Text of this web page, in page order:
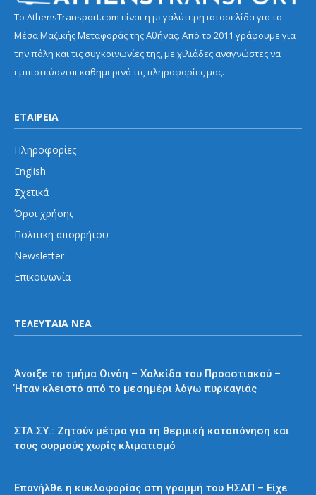
Το AthensTransport.com είναι η μεγαλύτερη ιστοσελίδα για τα
Μέσα Μαζικής Μεταφοράς της Αθήνας. Από το 2011 γράφουμε για
την πόλη και τις συγκοινωνίες της, με χιλιάδες αναγνώστες να
εμπιστεύονται καθημερινά τις πληροφορίες μας.
ΕΤΑΙΡΕΙΑ
Πληροφορίες
English
Σχετικά
Όροι χρήσης
Πολιτική απορρήτου
Newsletter
Επικοινωνία
ΤΕΛΕΥΤΑΙΑ ΝΕΑ
Άνοιξε το τμήμα Οινόη – Χαλκίδα του Προαστιακού –
Ήταν κλειστό από το μεσημέρι λόγω πυρκαγιάς
ΣΤΑ.ΣΥ.: Ζητούν μέτρα για τη θερμική καταπόνηση και
τους συρμούς χωρίς κλιματισμό
Επανήλθε η κυκλοφορίας στη γραμμή του ΗΣΑΠ – Είχε